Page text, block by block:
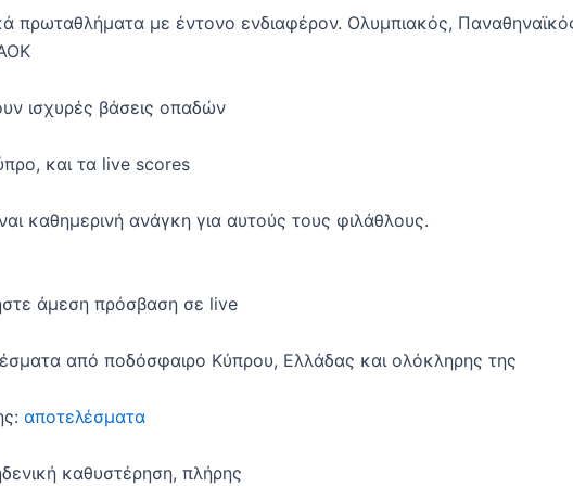
πρωταθλήματα με έντονο ενδιαφέρον. Ολυμπιακός,
ισχυρές βάσεις οπαδών
και τα live scores
καθημερινή ανάγκη για αυτούς τους φιλάθλους.
άμεση πρόσβαση σε live
από ποδόσφαιρο Κύπρου, Ελλάδας και ολόκληρης της
αποτελέσματα
καθυστέρηση, πλήρης